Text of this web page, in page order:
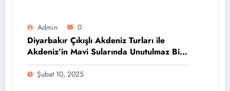
Admin 0
Diyarbakır Çıkışlı Akdeniz Turları ile
Akdeniz’in Mavi Sularında Unutulmaz Bir
Tatil
Şubat 10, 2025